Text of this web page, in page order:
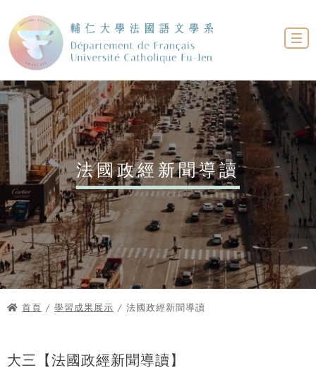
法國政經新聞導讀
首頁 / 學習成果展示 / 法國政經新聞導讀
大三【法國政經新聞導讀】